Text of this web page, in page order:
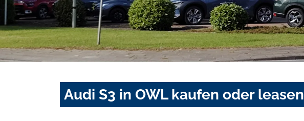
Audi S3 in OWL kaufen oder leasen